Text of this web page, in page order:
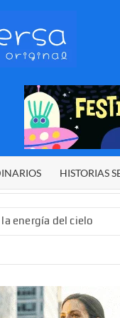
HISTORIAS
energía del cielo
de El Niño”
alcanzar